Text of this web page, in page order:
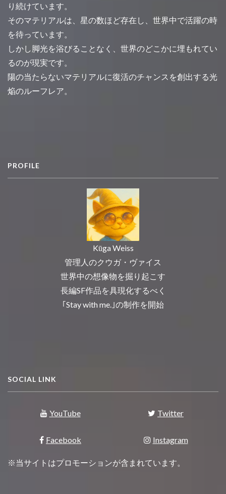
り続けています。
そのマテリアルは、星の数ほど存在し、世界中で活躍の時
を待っています。
しかし脚光を浴びることなく、世界のどこかに埋もれてい
るのが現実です。
陽の当たらないマテリアルに復活のチャンスを創出する光
焔のルーフレア。
PROFILE
Kūga Weiss
管理人のクウガ・ヴァイス
世界中の想像物を掘り起こす
長編SF作品を具現化するべく
｢Stay with me.｣の制作を開始
SOCIAL LINK
YouTube Twitter
Facebook Instagram
※当サイトはプロモーションが含まれています。